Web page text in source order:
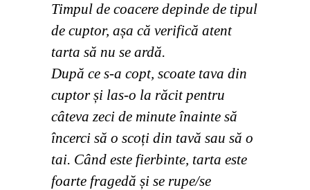
Timpul de coacere depinde de tipul
de cuptor, așa că verifică atent
tarta să nu se ardă.
După ce s-a copt, scoate tava din
cuptor și las-o la răcit pentru
câteva zeci de minute înainte să
încerci să o scoți din tavă sau să o
tai. Când este fierbinte, tarta este
foarte fragedă și se rupe/se